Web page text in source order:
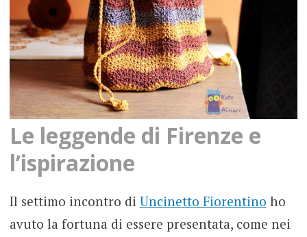
Le leggende di Firenze e
l’ispirazione
Il settimo incontro di Uncinetto Fiorentino ho
avuto la fortuna di essere presentata, come nei